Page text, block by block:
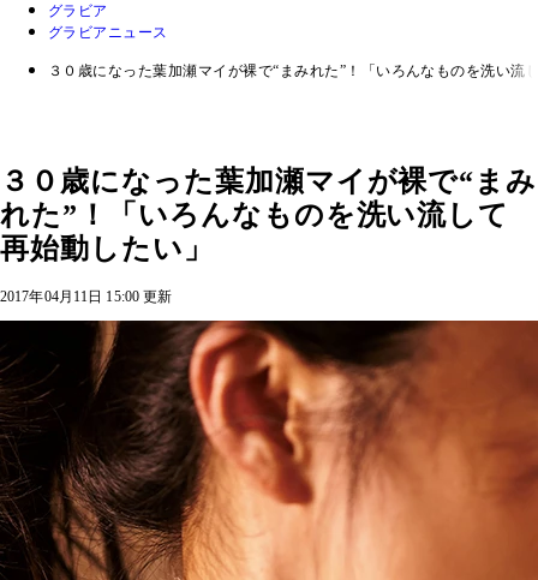
グラビア
グラビアニュース
３０歳になった葉加瀬マイが裸で“まみれた”！「いろんなものを洗い流
３０歳になった葉加瀬マイが裸で“まみ
れた”！「いろんなものを洗い流して
再始動したい」
2017年04月11日 15:00 更新